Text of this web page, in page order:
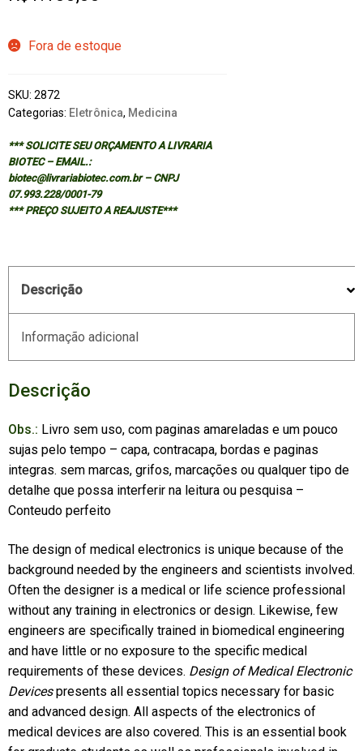
Fora de estoque
SKU: 2872
Categorias: Eletrônica, Medicina
*** SOLICITE SEU ORÇAMENTO A LIVRARIA
BIOTEC – EMAIL.:
biotec@livrariabiotec.com.br – CNPJ
07.993.228/0001-79
*** PREÇO SUJEITO A REAJUSTE***
Descrição
Informação adicional
Descrição
Obs.: Livro sem uso, com paginas amareladas e um pouco
sujas pelo tempo – capa, contracapa, bordas e paginas
integras. sem marcas, grifos, marcações ou qualquer tipo de
detalhe que possa interferir na leitura ou pesquisa –
Conteudo perfeito
The design of medical electronics is unique because of the
background needed by the engineers and scientists involved.
Often the designer is a medical or life science professional
without any training in electronics or design. Likewise, few
engineers are specifically trained in biomedical engineering
and have little or no exposure to the specific medical
requirements of these devices. Design of Medical Electronic
Devicespresents all essential topics necessary for basic
and advanced design. All aspects of the electronics of
medical devices are also covered. This is an essential book